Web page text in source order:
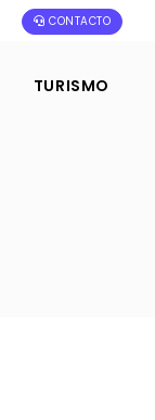
CONTACTO
TURISMO